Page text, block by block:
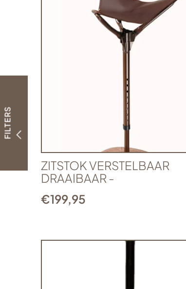
FILTERS
ZITSTOK VERSTELBAAR
DRAAIBAAR -
€199,95